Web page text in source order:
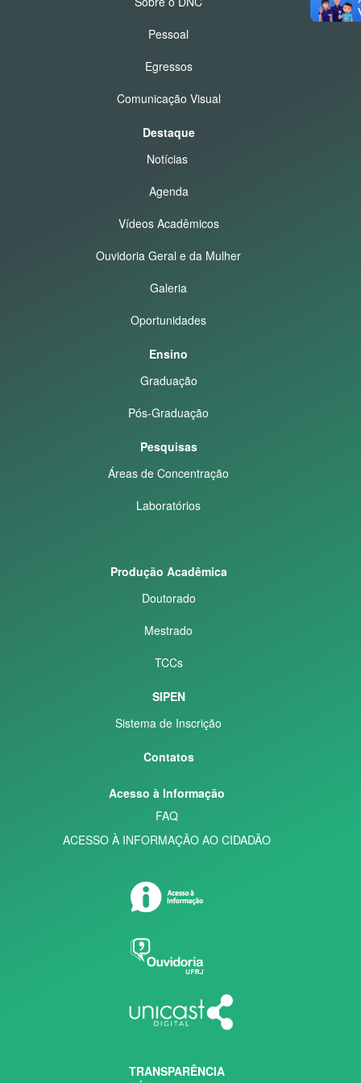
Pessoal
Egressos
Comunicação Visual
Destaque
Notícias
Agenda
Vídeos Acadêmicos
Ouvidoria Geral e da Mulher
Galeria
Oportunidades
Ensino
Graduação
Pós-Graduação
Pesquisas
Áreas de Concentração
Laboratórios
Produção Acadêmica
Doutorado
Mestrado
TCCs
SIPEN
Sistema de Inscrição
Contatos
Acesso à Informação
FAQ
ACESSO À INFORMAÇÃO AO CIDADÃO
TRANSPARÊNCIA